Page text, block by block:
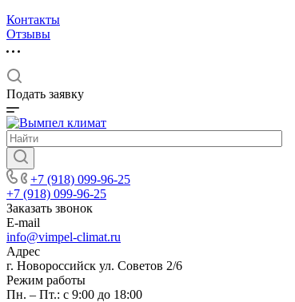
Контакты
Отзывы
Подать заявку
+7 (918) 099-96-25
+7 (918) 099-96-25
Заказать звонок
E-mail
info@vimpel-climat.ru
Адрес
г. Новороссийск ул. Советов 2/6
Режим работы
Пн. – Пт.: с 9:00 до 18:00